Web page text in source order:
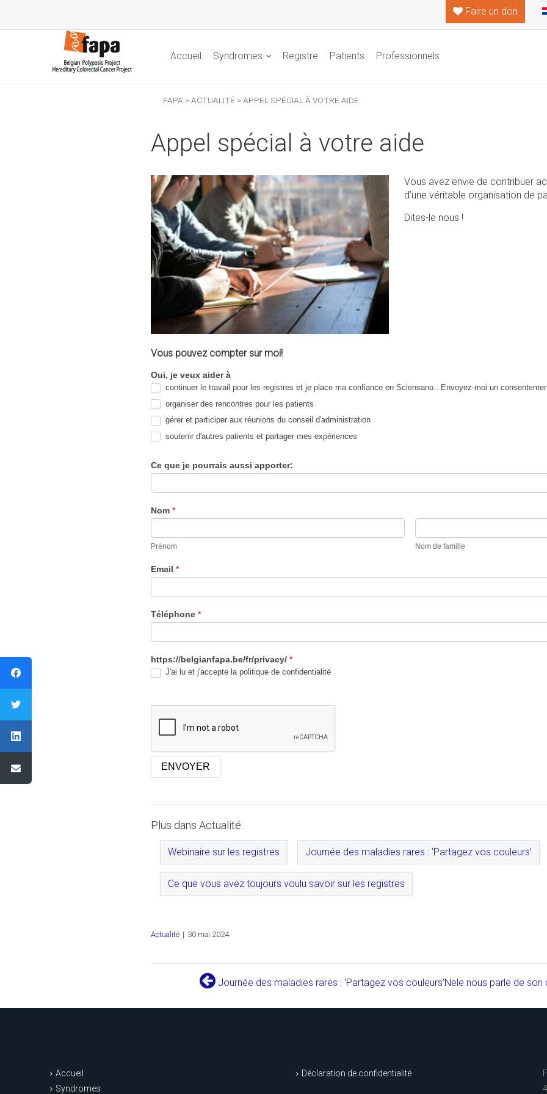
Faire un don
Accueil Syndromes Registre Patients Professionnels
FAPA >ACTUALITÉ >APPEL SPÉCIAL À VOTRE AIDE
Appel spécial à votre aide
Vous avez envie de contribuer
d’une véritable organisation de
Dites-le nous !
Vous pouvez compter sur moi!
Je veux
apporter
ma
contribution
Oui, je veux aider à
continuer le travail pour les registres et je place ma confiance en Sciensano.. Envoyez-moi un
organiser des rencontres pour les patients
gérer et participer aux réunions du conseil d'administration
soutenir d'autres patients et partager mes expériences
Ce que je pourrais aussi apporter:
Nom *
Prénom
de
famille
Nom de famille
Email *
Téléphone *
https://belgianfapa.be/fr/privacy/ *
J'ai lu et j'accepte la politique de confidentialité
ENVOYER
Plus dans Actualité
Webinaire sur les registres Journée des maladies rares : ‘Partagez vos couleurs’
Ce que vous avez toujours voulu savoir sur les registres
Actualité | 30 mai 2024
Journée des maladies rares : ‘Partagez vos couleurs’Nele nous parle de son
Accueil
Syndromes
Déclaration de confidentialité